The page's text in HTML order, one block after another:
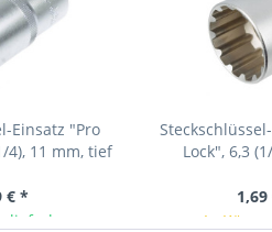
Einsatz "Pro
4), 11 mm, tief
€ *
lieferbar
Lock", 6,3
In Kürze